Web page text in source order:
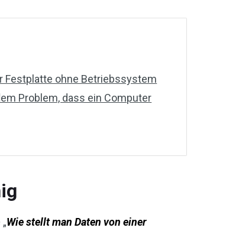
Festplatte ohne Betriebssystem
Problem, dass ein Computer
Wie stellt man Daten von einer